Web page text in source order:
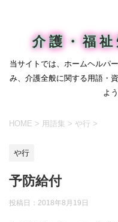
介護・福
当サイトでは、ホームヘルパ
み、介護全般に関する用語・
よ
HOME > 用語集 > や行 >
や行
予防給付
投稿日： 2018年8月19日